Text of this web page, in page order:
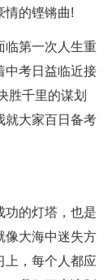
情的铿锵曲!
临第一次人生重
中考日益临近接
胜千里的谋划
就大家百日备考
功的灯塔，也是
像大海中迷失方
上，每个人都应